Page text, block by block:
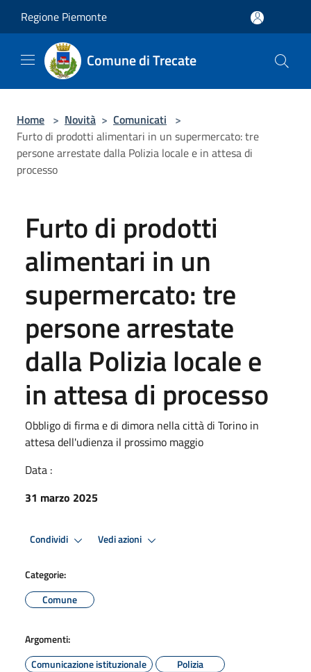
Regione Piemonte
Comune di Trecate
Home > Novità > Comunicati >
Furto di prodotti alimentari in un supermercato: tre
persone arrestate dalla Polizia locale e in attesa di
processo
Furto di prodotti
alimentari in un
supermercato: tre
persone arrestate
dalla Polizia locale e
in attesa di processo
Obbligo di firma e di dimora nella città di Torino in
attesa dell'udienza il prossimo maggio
Data :
31 marzo 2025
Condividi Vedi azioni
Categorie:
Comune
Argomenti:
Comunicazione istituzionale
Polizia